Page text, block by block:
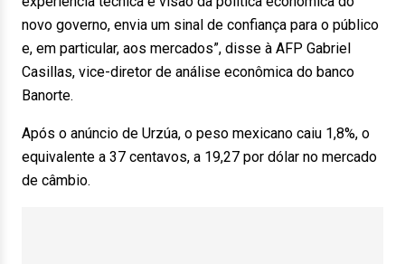
novo governo, envia um sinal de confiança para o público
e, em particular, aos mercados”, disse à AFP Gabriel
Casillas, vice-diretor de análise econômica do banco
Banorte.
Após o anúncio de Urzúa, o peso mexicano caiu 1,8%, o
equivalente a 37 centavos, a 19,27 por dólar no mercado
de câmbio.